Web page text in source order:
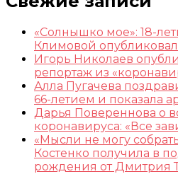
«Солнышко мое»: 18-
Климовой
Игорь Николаев
репортаж из
Алла Пугачева
66-летием и показала
Дарья Повереннова о
коронавируса: «Все
«Мысли не могу
Костенко получила в
рождения от Дмитрия